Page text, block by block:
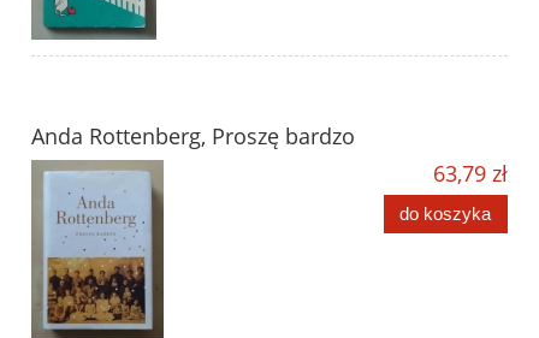
Anda Rottenberg, Proszę bardzo
63,79 zł
do koszyka